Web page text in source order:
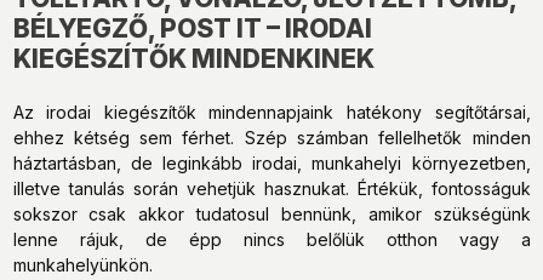
BÉLYEGZŐ, POST IT – IRODAI
KIEGÉSZÍTŐK MINDENKINEK
Az irodai kiegészítők mindennapjaink hatékony segítőtársai,
ehhez kétség sem férhet. Szép számban fellelhetők minden
háztartásban, de leginkább irodai, munkahelyi környezetben,
illetve tanulás során vehetjük hasznukat. Értékük, fontosságuk
sokszor csak akkor tudatosul bennünk, amikor szükségünk
lenne rájuk, de épp nincs belőlük otthon vagy a
munkahelyünkön.